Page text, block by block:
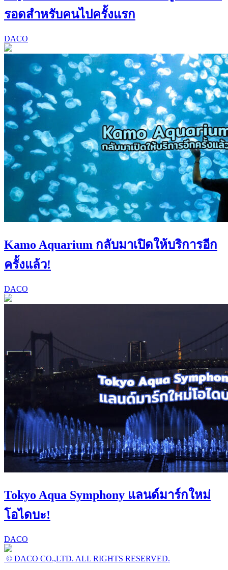
รอดสำหรับคนไปครั้งแรก
DACO
Kamo Aquarium กลับมาเปิดให้บริการอีก
ครั้งแล้ว!
DACO
Tokyo Aqua Symphony แลนด์มาร์กใหม่
โอไดบะ!
DACO
© DACO CO.,LTD. ALL RIGHTS RESERVED.